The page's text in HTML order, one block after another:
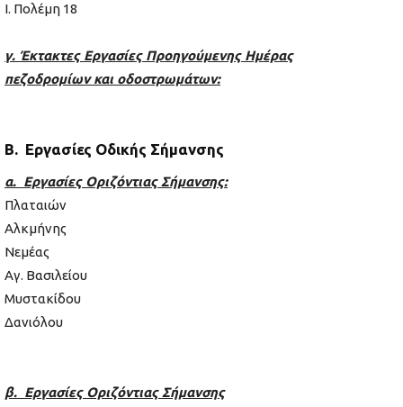
Ι. Πολέμη 18
γ. Έκτακτες Εργασίες Προηγούμενης Ημέρας
πεζοδρομίων και οδοστρωμάτων:
Β. Εργασίες Οδικής Σήμανσης
α. Εργασίες Οριζόντιας Σήμανσης:
Πλαταιών
Αλκμήνης
Νεμέας
Αγ. Βασιλείου
Μυστακίδου
Δανιόλου
β. Εργασίες Οριζόντιας Σήμανσης